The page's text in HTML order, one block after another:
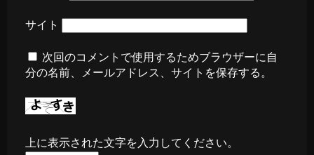
サイト
次回のコメントで使用するためブラウザーに自
分の名前、メールアドレス、サイトを保存する。
上に表示された文字を入力してください。